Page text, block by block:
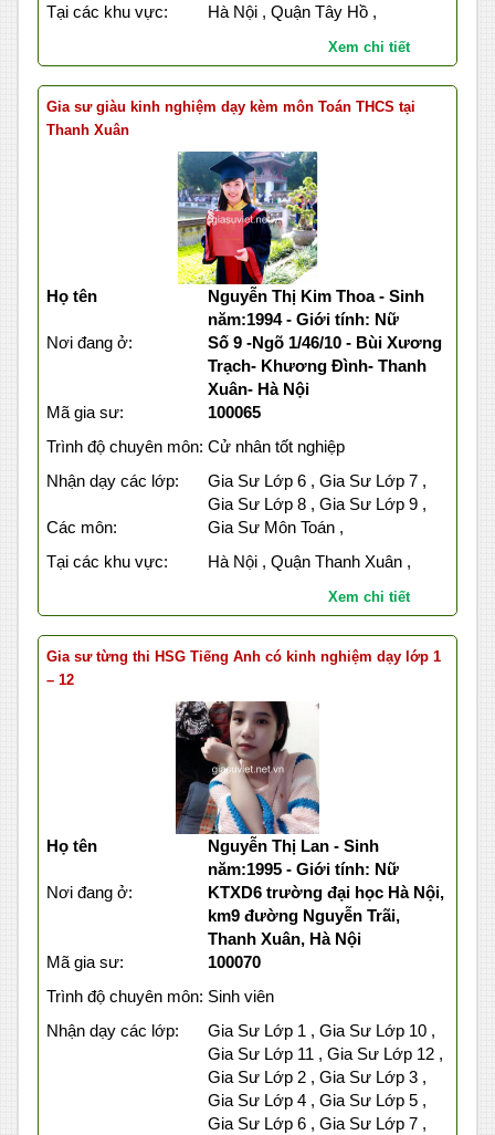
Tại các khu vực:
Hà Nội , Quận Tây Hồ ,
Xem chi tiết
Gia sư giàu kinh nghiệm dạy kèm môn Toán THCS tại
Thanh Xuân
Họ tên
Nguyễn Thị Kim Thoa - Sinh
năm:1994 - Giới tính: Nữ
Nơi đang ở:
Số 9 -Ngõ 1/46/10 - Bùi Xương
Trạch- Khương Đình- Thanh
Xuân- Hà Nội
Mã gia sư:
100065
Trình độ chuyên môn: Cử nhân tốt nghiệp
Nhận dạy các lớp:
Gia Sư Lớp 6 , Gia Sư Lớp 7 ,
Gia Sư Lớp 8 , Gia Sư Lớp 9 ,
Các môn:
Gia Sư Môn Toán ,
Tại các khu vực:
Hà Nội , Quận Thanh Xuân ,
Xem chi tiết
Gia sư từng thi HSG Tiếng Anh có kinh nghiệm dạy lớp 1
– 12
Họ tên
Nguyễn Thị Lan - Sinh
năm:1995 - Giới tính: Nữ
Nơi đang ở:
KTXD6 trường đại học Hà Nội,
km9 đường Nguyễn Trãi,
Thanh Xuân, Hà Nội
Mã gia sư:
100070
Trình độ chuyên môn: Sinh viên
Nhận dạy các lớp:
Gia Sư Lớp 1 , Gia Sư Lớp 10 ,
Gia Sư Lớp 11 , Gia Sư Lớp 12 ,
Gia Sư Lớp 2 , Gia Sư Lớp 3 ,
Gia Sư Lớp 4 , Gia Sư Lớp 5 ,
Gia Sư Lớp 6 , Gia Sư Lớp 7 ,